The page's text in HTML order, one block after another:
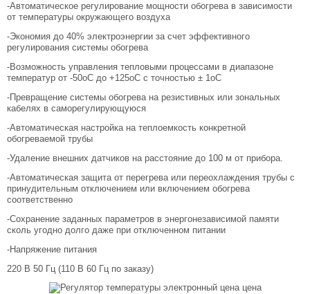
-Автоматическое регулирование мощности обогрева в зависимости
от температуры окружающего воздуха
-Экономия до 40% электроэнергии за счет эффективного
регулирования системы обогрева
-Возможность управления тепловыми процессами в диапазоне
температур от -50оС до +125оС с точностью ± 1оС
-Превращение системы обогрева на резистивных или зональных
кабелях в саморегулирующуюся
-Автоматическая настройка на теплоемкость конкретной
обогреваемой трубы
-Удаление внешних датчиков на расстояние до 100 м от прибора.
-Автоматическая защита от перегрева или переохлаждения трубы с
принудительным отключением или включением обогрева
соответственно
-Сохранение заданных параметров в энергонезависимой памяти
сколь угодно долго даже при отключенном питании
-Напряжение питания
220 В 50 Гц (110 В 60 Гц по заказу)